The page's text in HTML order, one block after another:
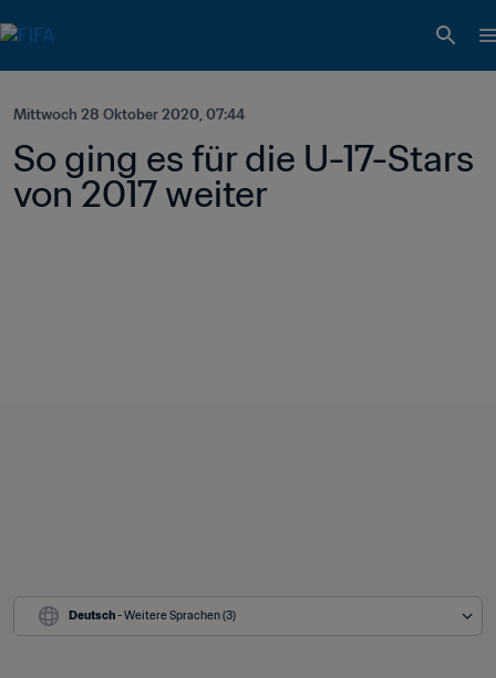
Mittwoch 28 Oktober 2020, 07:44
So ging es für die U-17-Stars
von 2017 weiter
Deutsch - Weitere Sprachen (3)